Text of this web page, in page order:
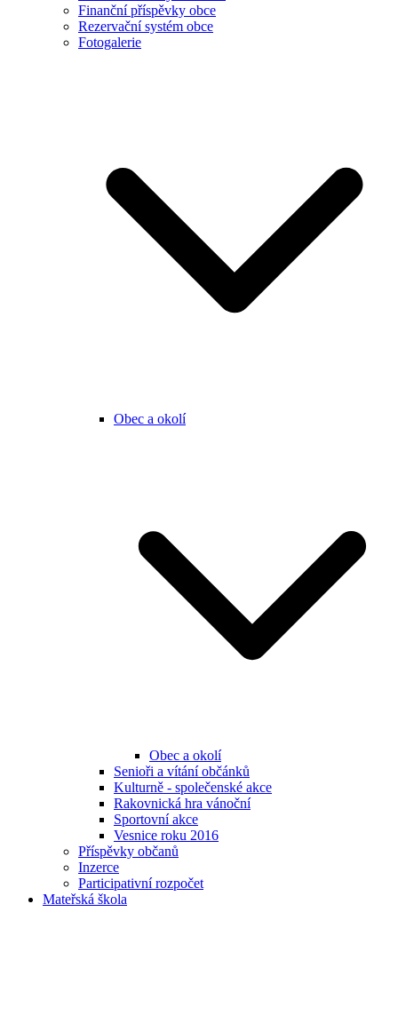
Finanční příspěvky obce
Rezervační systém obce
Fotogalerie
Obec a okolí
Obec a okolí
Senioři a vítání občánků
Kulturně - společenské akce
Rakovnická hra vánoční
Sportovní akce
Vesnice roku 2016
Příspěvky občanů
Inzerce
Participativní rozpočet
Mateřská škola